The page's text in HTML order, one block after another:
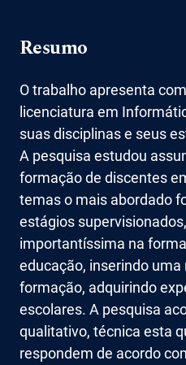
Resumo
O trabalho apresenta
licenciatura em
suas disciplinas e seus
A pesquisa estudou
formação de discentes
temas o mais abordado
estágios
importantíssima na
educação, inserindo
formação, adquirindo
escolares. A pesquisa
qualitativo, técnica esta
respondem de acordo